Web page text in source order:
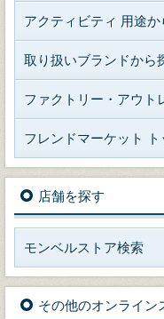
アクティビティ 用途か
取り扱いブランドから
ファクトリー・アウト
フレンドマーケット ト
店舗を探す
モンベルストア検索
その他のオンライン